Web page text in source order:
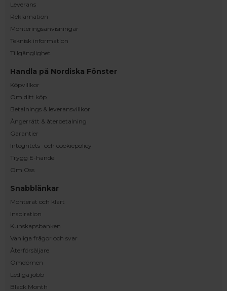
Leverans
Reklamation
Monteringsanvisningar
Teknisk information
Tillgänglighet
Handla på Nordiska Fönster
Köpvillkor
Om ditt köp
Betalnings & leveransvillkor
Ångerrätt & återbetalning
Garantier
Integritets- och cookiepolicy
Trygg E-handel
Om Oss
Snabblänkar
Monterat och klart
Inspiration
Kunskapsbanken
Vanliga frågor och svar
Återförsäljare
Omdömen
Lediga jobb
Black Month